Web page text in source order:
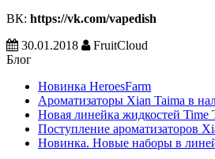
ВК: https://vk.com/vapedish
30.01.2018
FruitCloud
Блог
Новинка HeroesFarm
Ароматизаторы Xian Taima в
Новая линейка жидкостей Time
Поступление ароматизаторов
Новинка. Новые наборы в